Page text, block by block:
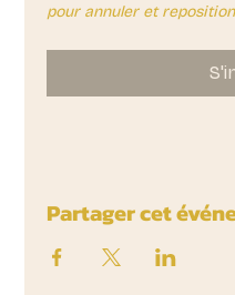
pour annuler et
Partager cet